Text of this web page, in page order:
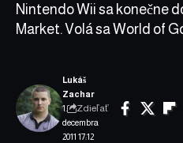
Nintendo Wii sa konečne
Market. Volá sa World of
1.
decembra
2011 17:12
Lukáš
Zachar
Zdieľať